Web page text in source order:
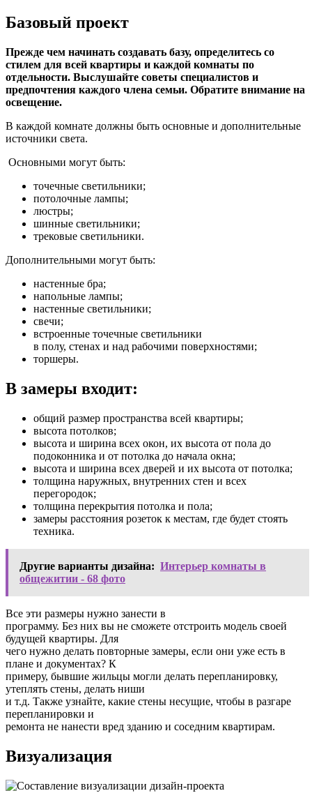
Базовый проект
Прежде чем начинать создавать базу, определитесь со
стилем для всей квартиры и каждой комнаты по
отдельности. Выслушайте советы специалистов и
предпочтения каждого члена семьи. Обратите внимание на
освещение.
В каждой комнате должны быть основные и дополнительные
источники света.
Основными могут быть:
точечные светильники;
потолочные лампы;
люстры;
шинные светильники;
трековые светильники.
Дополнительными могут быть:
настенные бра;
напольные лампы;
настенные светильники;
свечи;
встроенные точечные светильники
в полу, стенах и над рабочими поверхностями;
торшеры.
В замеры входит:
общий размер пространства всей квартиры;
высота потолков;
высота и ширина всех окон, их высота от пола до
подоконника и от потолка до начала окна;
высота и ширина всех дверей и их высота от потолка;
толщина наружных, внутренних стен и всех
перегородок;
толщина перекрытия потолка и пола;
замеры расстояния розеток к местам, где будет стоять
техника.
Другие варианты дизайна: Интерьер комнаты в
общежитии - 68 фото
Все эти размеры нужно занести в
программу. Без них вы не сможете отстроить модель своей
будущей квартиры. Для
чего нужно делать повторные замеры, если они уже есть в
плане и документах? К
примеру, бывшие жильцы могли делать перепланировку,
утеплять стены, делать ниши
и т.д. Также узнайте, какие стены несущие, чтобы в разгаре
перепланировки и
ремонта не нанести вред зданию и соседним квартирам.
Визуализация